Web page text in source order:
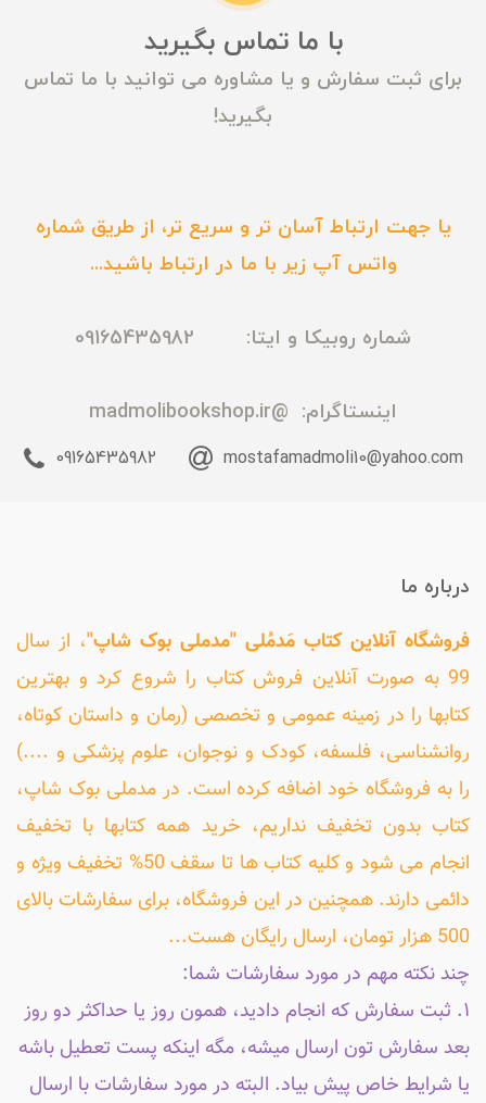
با ما تماس بگیرید
برای ثبت سفارش و یا مشاوره می توانید با ما تماس
بگیرید!
یا جهت ارتباط آسان تر و سریع تر، از طریق شماره
واتس آپ زیر با ما در ارتباط باشید...
شماره روبیکا و ایتا: 09165435982
اینستاگرام: @madmolibookshop.ir
mostafamadmoli10@yahoo.com
09165435982
درباره ما
فروشگاه آنلاین کتاب مَدمُلی "مدملی بوک شاپ"، از سال
99 به صورت آنلاین فروش کتاب را شروع کرد و بهترین
کتابها را در زمینه عمومی و تخصصی (رمان و داستان کوتاه،
روانشناسی، فلسفه، کودک و نوجوان، علوم پزشکی و ....)
را به فروشگاه خود اضافه کرده است. در مدملی بوک شاپ،
کتاب بدون تخفیف نداریم، خرید همه کتابها با تخفیف
انجام می شود و کلیه کتاب ها تا سقف 50% تخفیف ویژه و
دائمی دارند. همچنین در این فروشگاه، برای سفارشات بالای
500 هزار تومان، ارسال رایگان هست...
چند نکته مهم در مورد سفارشات شما:
۱. ثبت سفارش که انجام دادید، همون روز یا حداکثر دو روز
بعد سفارش تون ارسال میشه، مگه اینکه پست تعطیل باشه
یا شرایط خاص پیش بیاد. البته در مورد سفارشات با ارسال